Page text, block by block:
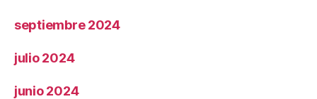
septiembre 2024
julio 2024
junio 2024